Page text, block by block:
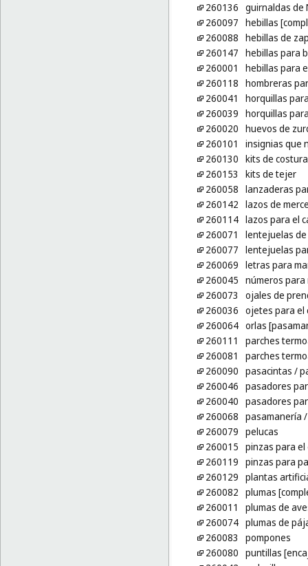
260136 guirnaldas de
260097 hebillas
260088 hebillas de
260147 hebillas para
260001
hebillas para
260118 hombreras
260041
horquillas
260039 horquillas
260020 huevos de
260101
insignias que
260130 kits de costura
260153
kits de tejer
260058 lanzaderas
260142 lazos de
260114 lazos para el
260071
lentejuelas de
260077 lentejuelas
260069 letras para
260045 números para
260073
ojales de
260036 ojetes para el
260064 orlas
260111
parches
260081
parches
260090 pasacintas /
260046 pasadores
260040 pasadores
260068 pasamanería
260079 pelucas
260015 pinzas para el
260119 pinzas para
260129 plantas
260082 plumas
260011
plumas de
260074 plumas de
260083
pompones
260080 puntillas